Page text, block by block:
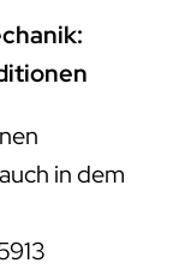
in dem